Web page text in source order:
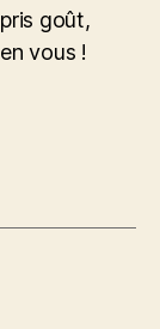
goût,
vous !